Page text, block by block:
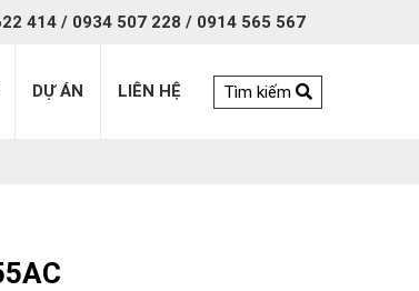
414 / 0934 507 228 / 0914 565 567
DỰ ÁN LIÊN HỆ Tìm kiếm